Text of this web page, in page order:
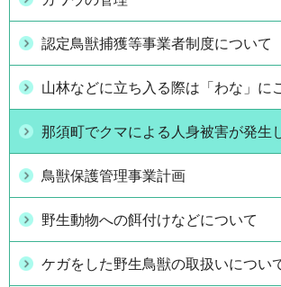
認定鳥獣捕獲等事業者制度について
山林などに立ち入る際は「わな」に
那須町でクマによる人身被害が発生
鳥獣保護管理事業計画
野生動物への餌付けなどについて
ケガをした野生鳥獣の取扱いについ